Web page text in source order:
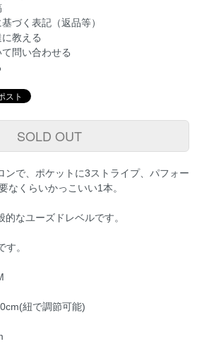
づく表記（返品等）
教える
問い合わせる
SOLD OUT
ンで、ポケットに3ストライプ、パフォー
なくらいかっこいい1本。
なユーズドレベルです。
。
紐で調節可能)